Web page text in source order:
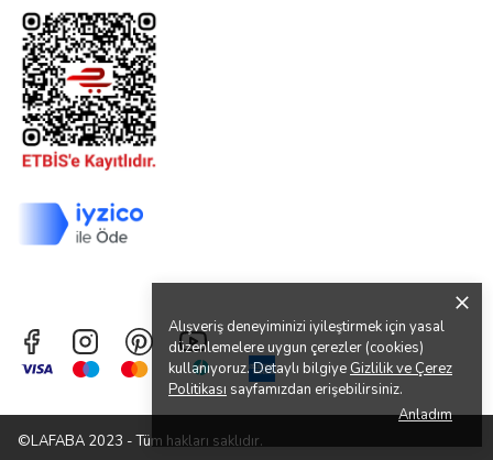
Alışveriş deneyiminizi iyileştirmek için yasal
düzenlemelere uygun çerezler (cookies)
kullanıyoruz. Detaylı bilgiye Gizlilik ve Çerez
Politikası sayfamızdan erişebilirsiniz.
Anladım
©LAFABA 2023 - Tüm hakları saklıdır.